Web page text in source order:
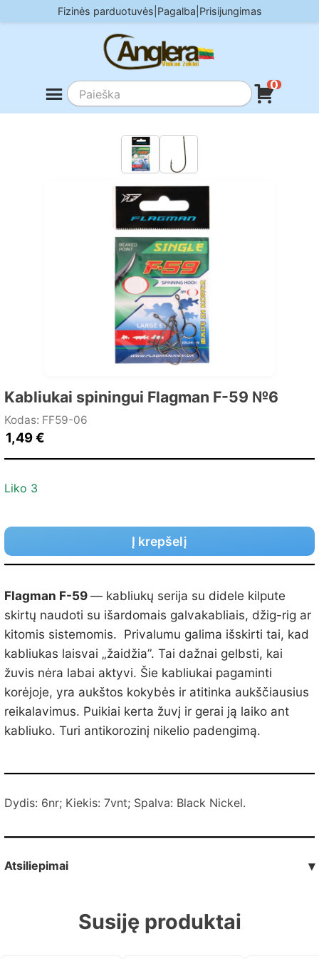
to
Fizinės parduotuvės Pagalba Prisijungimas
0
Kabliukai spiningui Flagman F-59 №6
Kodas: FF59-06
1,49€
Liko 3
Į krepšelį
Flagman F-59— kabliukų serija su didele kilpute
skirtų naudoti su išardomais galvakabliais, džig-rig ar
kitomis sistemomis. Privalumu galima išskirti tai, kad
kabliukas laisvai „žaidžia”. Tai dažnai gelbsti, kai
žuvis nėra labai aktyvi. Šie kabliukai pagaminti
korėjoje, yra aukštos kokybės ir atitinka aukščiausius
reikalavimus. Puikiai kerta žuvį ir gerai ją laiko ant
kabliuko. Turi antikorozinį nikelio padengimą.
Dydis: 6nr; Kiekis: 7vnt; Spalva: Black Nickel.
Atsiliepimai ▾
Susiję produktai